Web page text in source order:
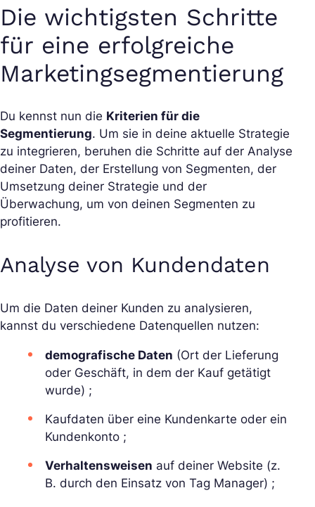
Die wichtigsten Schritte
für eine erfolgreiche
Marketingsegmentierung
Du kennst nun die Kriterien für die
Segmentierung. Um sie in deine aktuelle Strategie
zu integrieren, beruhen die Schritte auf der Analyse
deiner Daten, der Erstellung von Segmenten, der
Umsetzung deiner Strategie und der
Überwachung, um von deinen Segmenten zu
profitieren.
Analyse von Kundendaten
Um die Daten deiner Kunden zu analysieren,
kannst du verschiedene Datenquellen nutzen:
demografische Daten (Ort der Lieferung
oder Geschäft, in dem der Kauf getätigt
wurde) ;
Kaufdaten über eine Kundenkarte oder ein
Kundenkonto ;
Verhaltensweisen auf deiner Website (z.
B. durch den Einsatz von Tag Manager) ;